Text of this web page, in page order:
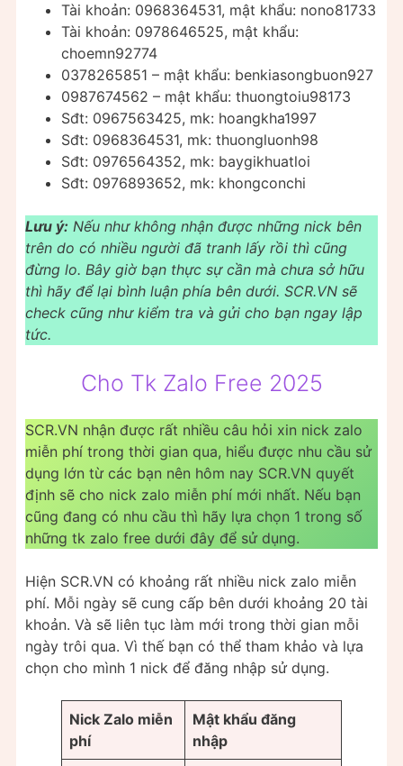
Tài khoản: 0968364531, mật khẩu: nono81733
Tài khoản: 0978646525, mật khẩu:
choemn92774
0378265851 – mật khẩu: benkiasongbuon927
0987674562 – mật khẩu: thuongtoiu98173
Sđt: 0967563425, mk: hoangkha1997
Sđt: 0968364531, mk: thuongluonh98
Sđt: 0976564352, mk: baygikhuatloi
Sđt: 0976893652, mk: khongconchi
Lưu ý: Nếu như không nhận được những nick bên
trên do có nhiều người đã tranh lấy rồi thì cũng
đừng lo. Bây giờ bạn thực sự cần mà chưa sở hữu
thì hãy để lại bình luận phía bên dưới. SCR.VN sẽ
check cũng như kiểm tra và gửi cho bạn ngay lập
tức.
Cho Tk Zalo Free 2025
SCR.VN nhận được rất nhiều câu hỏi xin nick zalo
miễn phí trong thời gian qua, hiểu được nhu cầu sử
dụng lớn từ các bạn nên hôm nay SCR.VN quyết
định sẽ cho nick zalo miễn phí mới nhất. Nếu bạn
cũng đang có nhu cầu thì hãy lựa chọn 1 trong số
những tk zalo free dưới đây để sử dụng.
Hiện SCR.VN có khoảng rất nhiều nick zalo miễn
phí. Mỗi ngày sẽ cung cấp bên dưới khoảng 20 tài
khoản. Và sẽ liên tục làm mới trong thời gian mỗi
ngày trôi qua. Vì thế bạn có thể tham khảo và lựa
chọn cho mình 1 nick để đăng nhập sử dụng.
Nick Zalo miễn
phí
Mật khẩu đăng
nhập